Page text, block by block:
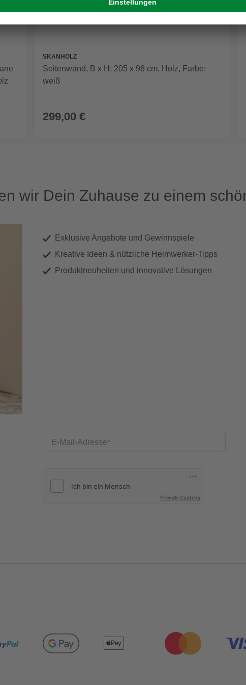
SKANHOLZ
Seitenwand, B x H: 205 x 96 cm, Holz, Farbe:
weiß
299,00 €
wir Dein Zuhause zu einem
Exklusive Angebote und Gewinnspiele
Kreative Ideen & nützliche Heimwerker-Tipps
Produktneuheiten und innovative Lösungen
E-Mail-Adresse
Friendly Captcha